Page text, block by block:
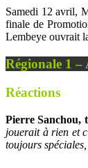
Samedi 12 avril,
finale de
Lembeye ouvrait
Régionale 1 –
Réactions
Pierre Sanchou,
jouerait à rien et
toujours